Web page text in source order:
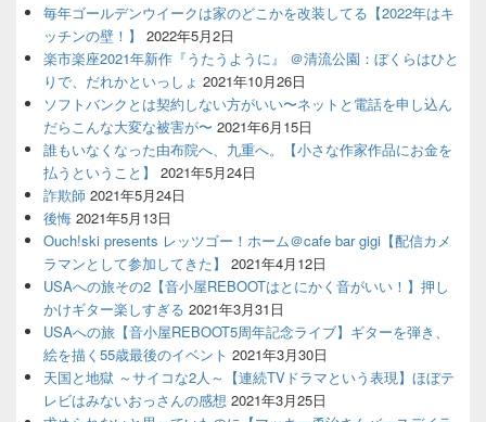
毎年ゴールデンウイークは家のどこかを改装してる【2022年はキ
ッチンの壁！】
2022年5月2日
楽市楽座2021年新作『うたうように』 ＠清流公園：ぼくらはひと
りで、だれかといっしょ 2021年10月26日
ソフトバンクとは契約しない方がいい〜ネットと電話を申し込ん
だらこんな大変な被害が〜 2021年6月15日
誰もいなくなった由布院へ、九重へ。【小さな作家作品にお金を
払うということ】
2021年5月24日
詐欺師 2021年5月24日
後悔 2021年5月13日
Ouch!ski presents レッツゴー！ホーム＠cafe bar gigi【配信カメ
ラマンとして参加してきた】
2021年4月12日
USAへの旅その2【音小屋REBOOTはとにかく音がいい！】押し
かけギター楽しすぎる 2021年3月31日
USAへの旅【音小屋REBOOT5周年記念ライブ】ギターを弾き、
絵を描く55歳最後のイベント 2021年3月30日
天国と地獄 ～サイコな2人～【連続TVドラマという表現】ほぼテ
レビはみないおっさんの感想 2021年3月25日